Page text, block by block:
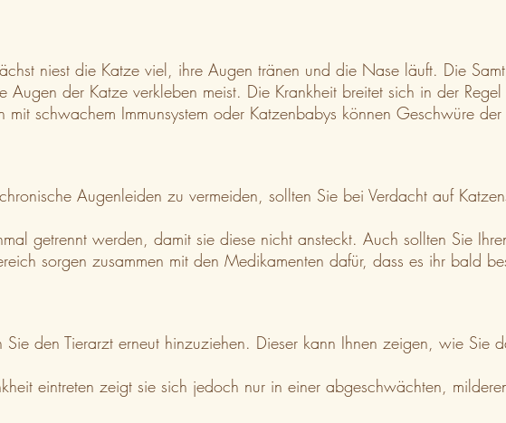
niest die Katze viel, ihre Augen tränen und die Nase läuft. Die
der Katze verkleben meist. Die Krankheit breitet sich in der
schwachem Immunsystem oder Katzenbabys können Geschwüre
Augenleiden zu vermeiden, sollten Sie bei Verdacht auf
getrennt werden, damit sie diese nicht ansteckt. Auch sollten Sie
sorgen zusammen mit den Medikamenten dafür, dass es ihr bald
den Tierarzt erneut hinzuziehen. Dieser kann Ihnen zeigen, wie Sie
eintreten zeigt sie sich jedoch nur in einer abgeschwächten,